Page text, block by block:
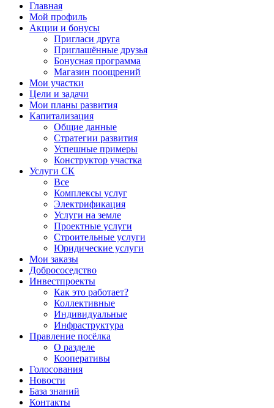
Главная
Мой профиль
Акции и бонусы
Пригласи друга
Приглашённые друзья
Бонусная программа
Магазин поощрений
Мои участки
Цели и задачи
Мои планы развития
Капитализация
Общие данные
Стратегии развития
Успешные примеры
Конструктор участка
Услуги СК
Все
Комплексы услуг
Электрификация
Услуги на земле
Проектные услуги
Строительные услуги
Юридические услуги
Мои заказы
Добрососедство
Инвестпроекты
Как это работает?
Коллективные
Индивидуальные
Инфраструктура
Правление посёлка
О разделе
Кооперативы
Голосования
Новости
База знаний
Контакты